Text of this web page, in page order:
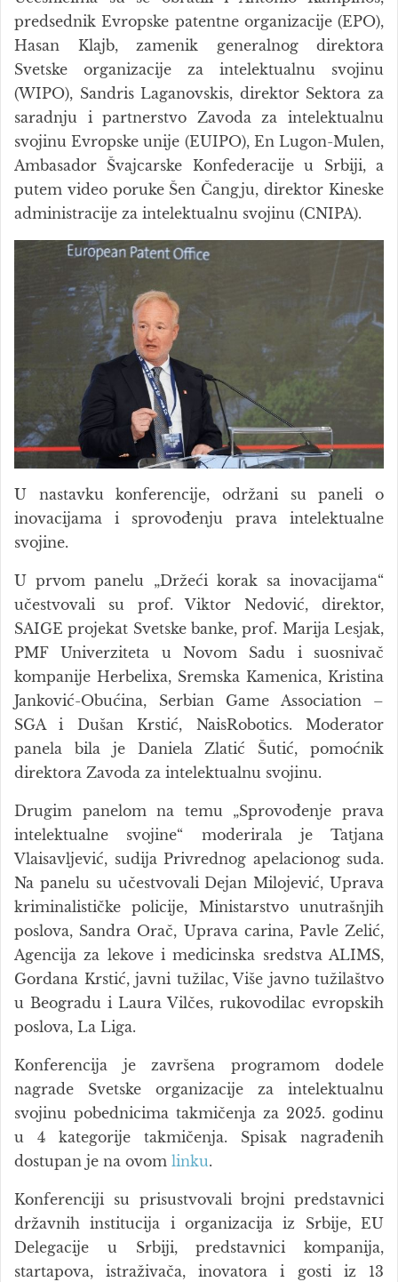
predsednik Evropske patentne organizacije (EPO),
Hasan Klajb, zamenik generalnog direktora
Svetske organizacije za intelektualnu svojinu
(WIPO), Sandris Laganovskis, direktor Sektora za
saradnju i partnerstvo Zavoda za intelektualnu
svojinu Evropske unije (EUIPO), En Lugon-Mulen,
Ambasador Švajcarske Konfederacije u Srbiji, a
putem video poruke Šen Čangju, direktor Kineske
administracije za intelektualnu svojinu (CNIPA).
U nastavku konferencije, održani su paneli o
inovacijama i sprovođenju prava intelektualne
svojine.
U prvom panelu „Držeći korak sa inovacijama“
učestvovali su prof. Viktor Nedović, direktor,
SAIGE projekat Svetske banke, prof. Marija Lesjak,
PMF Univerziteta u Novom Sadu i suosnivač
kompanije Herbelixa, Sremska Kamenica, Kristina
Janković-Obućina, Serbian Game Association –
SGA i Dušan Krstić, NaisRobotics. Moderator
panela bila je Daniela Zlatić Šutić, pomoćnik
direktora Zavoda za intelektualnu svojinu.
Drugim panelom na temu „Sprovođenje prava
intelektualne svojine“ moderirala je Tatjana
Vlaisavljević, sudija Privrednog apelacionog suda.
Na panelu su učestvovali Dejan Milojević, Uprava
kriminalističke policije, Ministarstvo unutrašnjih
poslova, Sandra Orač, Uprava carina, Pavle Zelić,
Agencija za lekove i medicinska sredstva ALIMS,
Gordana Krstić, javni tužilac, Više javno tužilaštvo
u Beogradu i Laura Vilčes, rukovodilac evropskih
poslova, La Liga.
Konferencija je završena programom dodele
nagrade Svetske organizacije za intelektualnu
svojinu pobednicima takmičenja za 2025. godinu
u 4 kategorije takmičenja. Spisak nagrađenih
dostupan je na ovom linku.
Konferenciji su prisustvovali brojni predstavnici
državnih institucija i organizacija iz Srbije, EU
Delegacije u Srbiji, predstavnici kompanija,
startapova, istraživača, inovatora i gosti iz 13